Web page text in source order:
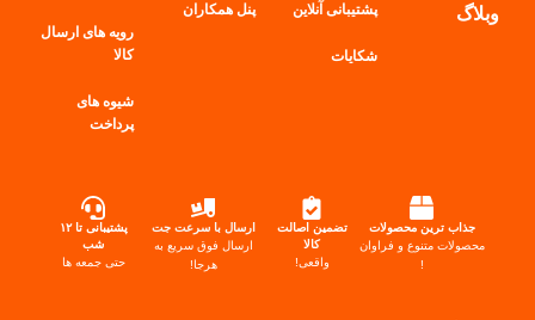
وبلاگ پشتیبانی آنلاین
شکایات
پنل همکاران
رویه های ارسال
کالا
شیوه های
پرداخت
جذاب ترین محصولات
محصولات متنوع و فراوان
!
تضمین اصالت
کالا
واقعی!
ارسال با سرعت جت
ارسال فوق سریع به
هرجا!
پشتیبانی تا ۱۲
شب
حتی جمعه ها